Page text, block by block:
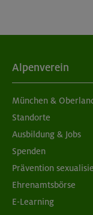
Alpenverein
München &
Standorte
Ausbildung & Jobs
Spenden
Prävention
Ehrenamtsbörse
E-Learning